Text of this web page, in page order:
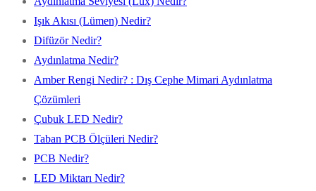
Işık Akısı (Lümen) Nedir?
Difüzör Nedir?
Aydınlatma Nedir?
Amber Rengi Nedir? : Dış Cephe Mimari Aydınlatma
Çözümleri
Çubuk LED Nedir?
Taban PCB Ölçüleri Nedir?
PCB Nedir?
LED Miktarı Nedir?